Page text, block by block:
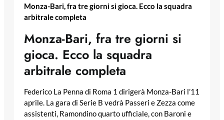
Monza-Bari, fra tre giorni si gioca. Ecco la squadra
arbitrale completa
Monza-Bari, fra tre giorni si
gioca. Ecco la squadra
arbitrale completa
Federico La Penna di Roma 1 dirigerà Monza-Bari l’11
aprile. La gara di Serie B vedrà Passeri e Zezza come
assistenti, Ramondino quarto ufficiale, con Baroni e